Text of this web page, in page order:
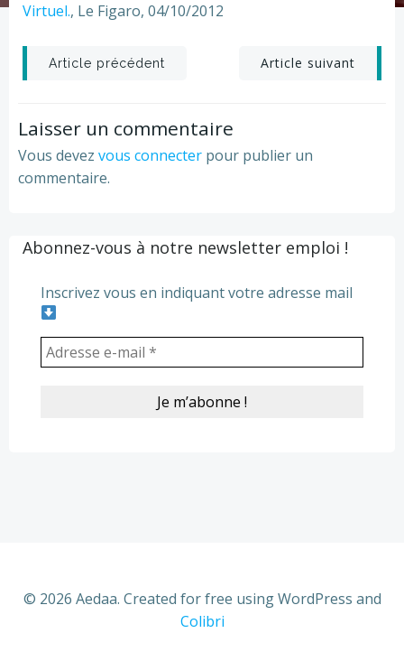
Virtuel., Le Figaro, 04/10/2012
Post
navigation
Article précédent
Post
navigation
Article suivant
Laisser un commentaire
Vous devez vous connecter pour publier un
commentaire.
Abonnez-vous à notre newsletter emploi !
Inscrivez vous en indiquant votre adresse mail
© 2026 Aedaa. Created for free using WordPress and
Colibri